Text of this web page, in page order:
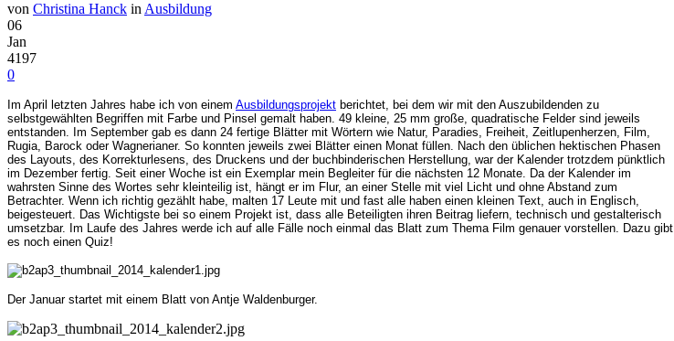
von Christina Hanck in Ausbildung
06
Jan
4197
0
Im April letzten Jahres habe ich von einem Ausbildungsprojekt berichtet, bei dem wir mit den Auszubildenden zu
selbstgewählten Begriffen mit Farbe und Pinsel gemalt haben. 49 kleine, 25 mm große, quadratische Felder sind jeweils
entstanden. Im September gab es dann 24 fertige Blätter mit Wörtern wie Natur, Paradies, Freiheit, Zeitlupenherzen, Film,
Rugia, Barock oder Wagnerianer. So konnten jeweils zwei Blätter einen Monat füllen. Nach den üblichen hektischen Phasen
des Layouts, des Korrekturlesens, des Druckens und der buchbinderischen Herstellung, war der Kalender trotzdem pünktlich
im Dezember fertig. Seit einer Woche ist ein Exemplar mein Begleiter für die nächsten 12 Monate. Da der Kalender im
wahrsten Sinne des Wortes sehr kleinteilig ist, hängt er im Flur, an einer Stelle mit viel Licht und ohne Abstand zum
Betrachter. Wenn ich richtig gezählt habe, malten 17 Leute mit und fast alle haben einen kleinen Text, auch in Englisch,
beigesteuert. Das Wichtigste bei so einem Projekt ist, dass alle Beteiligten ihren Beitrag liefern, technisch und gestalterisch
umsetzbar. Im Laufe des Jahres werde ich auf alle Fälle noch einmal das Blatt zum Thema Film genauer vorstellen. Dazu gibt
es noch einen Quiz!
Der Januar startet mit einem Blatt von Antje Waldenburger.